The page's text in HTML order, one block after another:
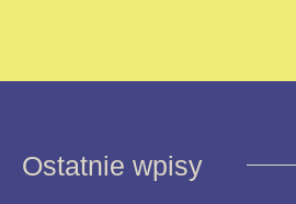
Ostatnie wpisy